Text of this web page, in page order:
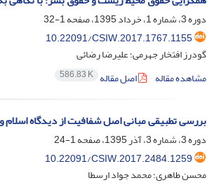
دوره 3، شماره 1، خرداد 1395، صفحه
1-32
10.22091/CSIW.2017.1767.1155
گودرز افتخار جهرمی؛ علیرضا رضائی
مشاهده مقاله
اصل مقاله 586.83 K
بررسی تطبیقی مبانی اصل شفافیت از دیدگاه
دوره 3، شماره 3، آذر 1395، صفحه
1-24
10.22091/CSIW.2017.2484.1259
محسن طاهری؛ محمد جواد ارسطا